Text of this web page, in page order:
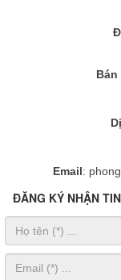
Bán
Email:
ĐĂNG KÝ NHẬN TIN